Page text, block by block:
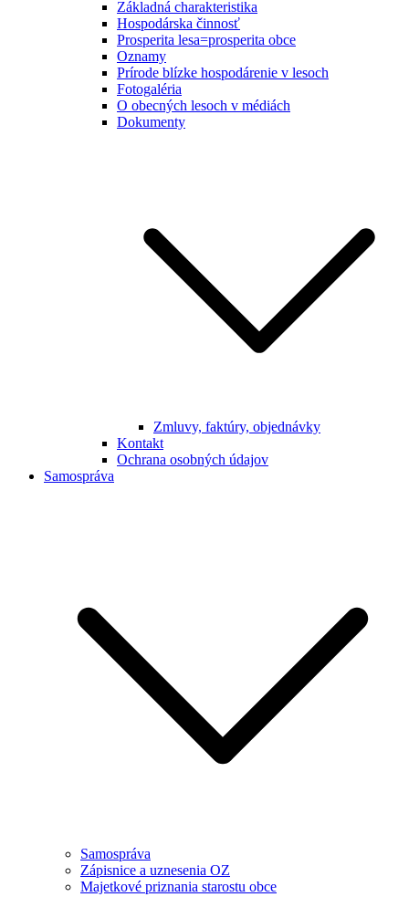
Základná charakteristika
Hospodárska činnosť
Prosperita lesa=prosperita obce
Oznamy
Prírode blízke hospodárenie v lesoch
Fotogaléria
O obecných lesoch v médiách
Dokumenty
Zmluvy, faktúry, objednávky
Kontakt
Ochrana osobných údajov
Samospráva
Samospráva
Zápisnice a uznesenia OZ
Majetkové priznania starostu obce